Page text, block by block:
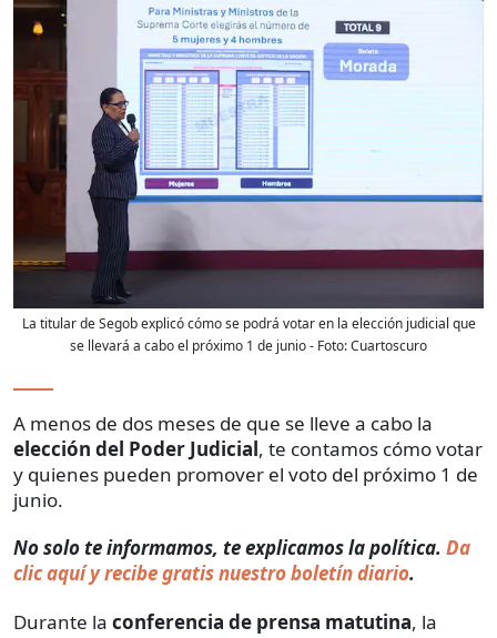
La titular de Segob explicó cómo se podrá votar en la elección judicial que
se llevará a cabo el próximo 1 de junio- Foto:Cuartoscuro
A menos de dos meses de que se lleve a cabo la
elección del Poder Judicial, te contamos cómo votar
y quienes pueden promover el voto del próximo 1 de
junio.
No solo te informamos, te explicamos la política. Da
clic aquí y recibe gratis nuestro boletín diario.
Durante la conferencia de prensa matutina, la